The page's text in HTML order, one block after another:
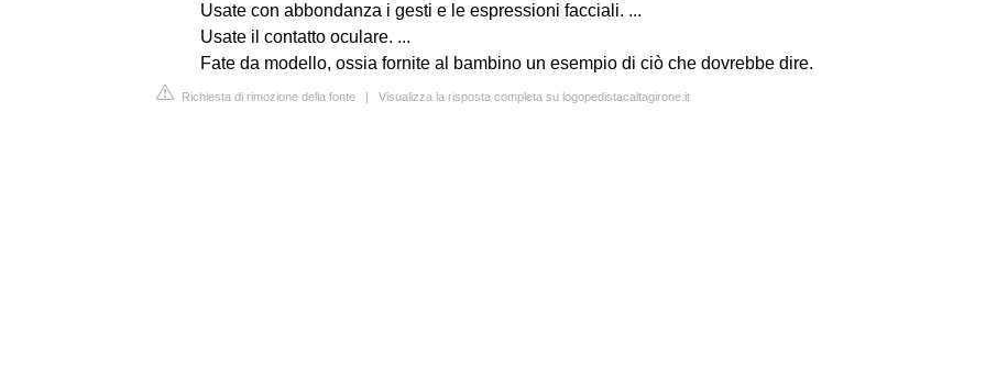
Usate con abbondanza i gesti e le espressioni facciali. ...
Usate il contatto oculare. ...
Fate da modello, ossia fornite al bambino un esempio di ciò che dovrebbe dire.
Richiesta di rimozione della fonte | Visualizza la risposta completa su logopedistacaltagirone.it